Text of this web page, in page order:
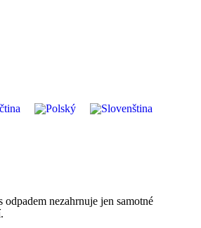
nezahrnuje jen samotné